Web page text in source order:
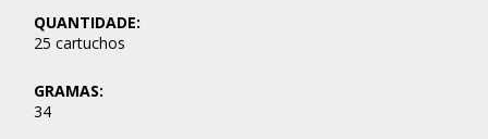
QUANTIDADE:
25 cartuchos
GRAMAS:
34